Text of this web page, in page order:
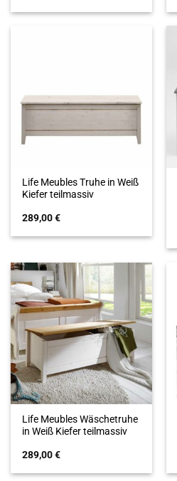
Life Meubles Truhe in Weiß
Kiefer teilmassiv
289,00€
Life Meubles Wäschetruhe
in Weiß Kiefer teilmassiv
289,00€